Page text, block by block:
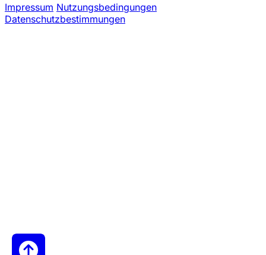
Impressum Nutzungsbedingungen
Datenschutzbestimmungen